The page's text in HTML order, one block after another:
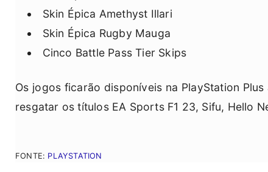
Skin Épica Amethyst Illari
Skin Épica Rugby Mauga
Cinco Battle Pass Tier Skips
Os jogos ficarão disponíveis na PlayStation
resgatar os títulos EA Sports F1 23, Sifu, Hello
FONTE: PLAYSTATION